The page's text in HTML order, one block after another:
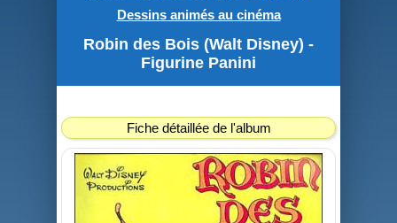
Dessins animés au cinéma
Robin des Bois (Walt Disney) -
Figurine Panini
Fiche détaillée de l'album